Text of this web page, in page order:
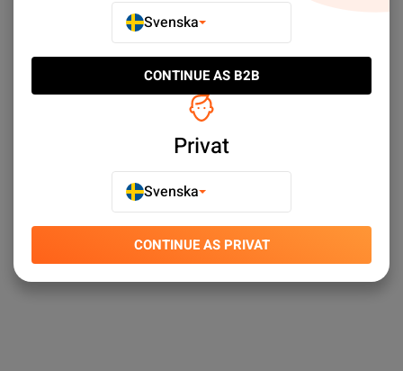
Upptäck iPad (10th Gen -2022) - iPad Series - Begagnad
iPad - Begagnade mobiler till svårslagna priser. ✓ Stort
sortiment ✓ Snabba leveranser ✓ Enkel kundtjänst
Svenska
CONTINUE AS B2B
Privat
Svenska
CONTINUE AS PRIVAT